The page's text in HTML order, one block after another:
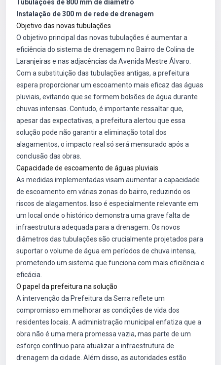
Tubulações de 800 mm de diâmetro
Instalação de 300 m de rede de drenagem
Objetivo das novas tubulações
O objetivo principal das novas tubulações é aumentar a
eficiência do sistema de drenagem no Bairro de Colina de
Laranjeiras e nas adjacências da Avenida Mestre Álvaro.
Com a substituição das tubulações antigas, a prefeitura
espera proporcionar um escoamento mais eficaz das águas
pluviais, evitando que se formem bolsões de água durante
chuvas intensas. Contudo, é importante ressaltar que,
apesar das expectativas, a prefeitura alertou que essa
solução pode não garantir a eliminação total dos
alagamentos, o impacto real só será mensurado após a
conclusão das obras.
Capacidade de escoamento de águas pluviais
As medidas implementadas visam aumentar a capacidade
de escoamento em várias zonas do bairro, reduzindo os
riscos de alagamentos. Isso é especialmente relevante em
um local onde o histórico demonstra uma grave falta de
infraestrutura adequada para a drenagem. Os novos
diâmetros das tubulações são crucialmente projetados para
suportar o volume de água em períodos de chuva intensa,
prometendo um sistema que funciona com mais eficiência e
eficácia.
O papel da prefeitura na solução
A intervenção da Prefeitura da Serra reflete um
compromisso em melhorar as condições de vida dos
residentes locais. A administração municipal enfatiza que a
obra não é uma mera promessa vazia, mas parte de um
esforço contínuo para atualizar a infraestrutura de
drenagem da cidade. Além disso, as autoridades estão